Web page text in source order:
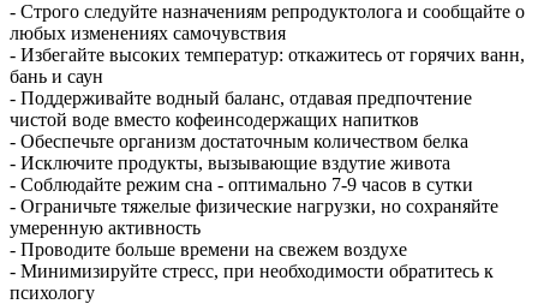
- Строго следуйте назначениям репродуктолога и сообщайте о
любых изменениях самочувствия
- Избегайте высоких температур: откажитесь от горячих ванн,
бань и саун
- Поддерживайте водный баланс, отдавая предпочтение
чистой воде вместо кофеинсодержащих напитков
- Обеспечьте организм достаточным количеством белка
- Исключите продукты, вызывающие вздутие живота
- Соблюдайте режим сна - оптимально 7-9 часов в сутки
- Ограничьте тяжелые физические нагрузки, но сохраняйте
умеренную активность
- Проводите больше времени на свежем воздухе
- Минимизируйте стресс, при необходимости обратитесь к
психологу